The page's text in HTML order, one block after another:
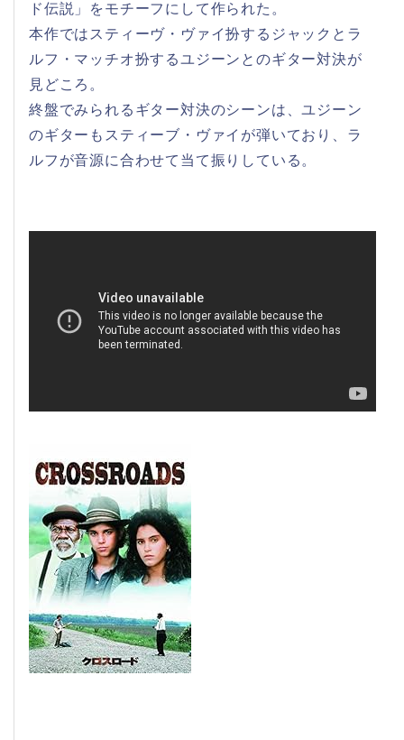
ド伝説」をモチーフにして作られた。
本作ではスティーヴ・ヴァイ扮するジャックとラ
ルフ・マッチオ扮するユジーンとのギター対決が
見どころ。
終盤でみられるギター対決のシーンは、ユジーン
のギターもスティーブ・ヴァイが弾いており、ラ
ルフが音源に合わせて当て振りしている。